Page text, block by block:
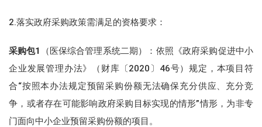
2.落实政府采购政策需满足的资格要求：
采购包1
（医保综合管理系统二期）：依照《政府采购促进中小
企业发展管理办法》（财库〔2020〕46号）规定，本项目符
合“按照本办法规定预留采购份额无法确保充分供应、充分竞
争，或者存在可能影响政府采购目标实现的情形”情形，为非专
门面向中小企业预留采购份额的项目。